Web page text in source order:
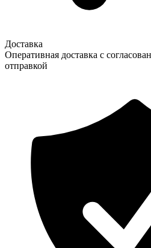
Доставка
Оперативная доставка с
отправкой